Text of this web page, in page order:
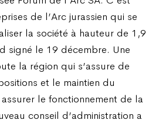
de l’Arc jurassien qui se
la société à hauteur de 1,9
signé le 19 décembre. Une
la région qui s’assure de
et le maintien du
le fonctionnement de la
conseil d’administration a